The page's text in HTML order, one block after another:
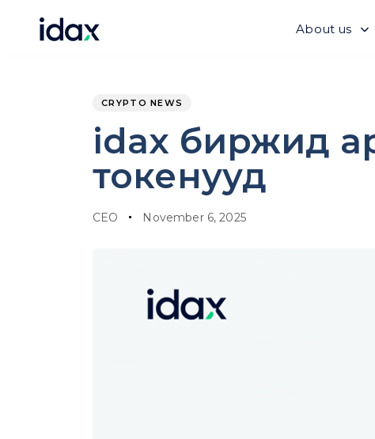
content
About us
CRYPTO NEWS
idax биржид
токенууд
CEO November 6, 2025